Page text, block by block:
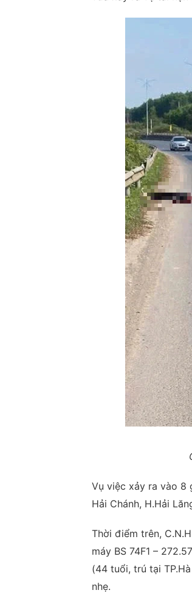
Vụ việc xảy ra vào 8
Hải Chánh, H.Hải
Thời điểm trên,
máy BS 74F1 –
(44 tuổi, trú tại
nhẹ.